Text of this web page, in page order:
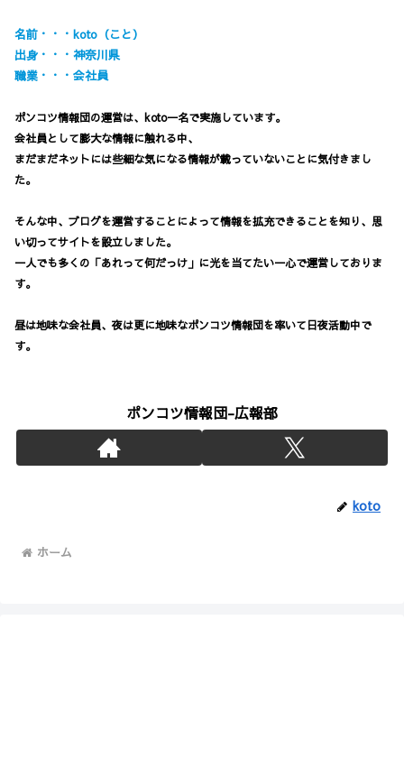
名前・・・koto（こと）
出身・・・神奈川県
職業・・・会社員
ポンコツ情報団の運営は、koto一名で実施しています。
会社員として膨大な情報に触れる中、
まだまだネットには些細な気になる情報が載っていないことに気付きまし
た。
そんな中、ブログを運営することによって情報を拡充できることを知り、思
い切ってサイトを設立しました。
一人でも多くの「あれって何だっけ」に光を当てたい一心で運営しておりま
す。
昼は地味な会社員、夜は更に地味なポンコツ情報団を率いて日夜活動中で
す。
ポンコツ情報団-広報部
koto
ホーム